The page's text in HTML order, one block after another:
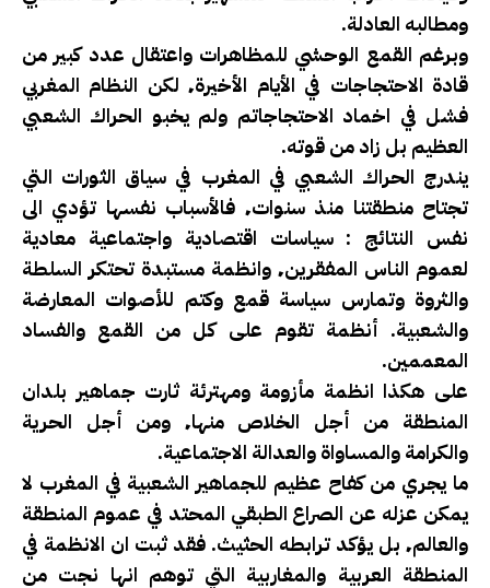
ومطالبه العادلة.
وبرغم القمع الوحشي للمظاهرات واعتقال عدد كبير من
قادة الاحتجاجات في الأيام الأخيرة٬ لكن النظام المغربي
فشل في اخماد الاحتجاجاتم ولم يخبو الحراك الشعبي
العظيم بل زاد من قوته.
يندرج الحراك الشعبي في المغرب في سياق الثورات التي
تجتاح منطقتنا منذ سنوات٬ فالأسباب نفسها تؤدي الى
نفس النتائج : سياسات اقتصادية واجتماعية معادية
لعموم الناس المفقرين٬ وانظمة مستبدة تحتكر السلطة
والثروة وتمارس سياسة قمع وكتم للأصوات المعارضة
والشعبية. أنظمة تقوم على كل من القمع والفساد
المعممين.
على هكذا انظمة مأزومة ومهترئة ثارت جماهير بلدان
المنطقة من أجل الخلاص منها٬ ومن أجل الحرية
والكرامة والمساواة والعدالة الاجتماعية.
ما يجري من كفاح عظيم للجماهير الشعبية في المغرب لا
يمكن عزله عن الصراع الطبقي المحتد في عموم المنطقة
والعالم٬ بل يؤكد ترابطه الحثيث. فقد ثبت ان الانظمة في
المنطقة العربية والمغاربية التي توهم انها نجت من